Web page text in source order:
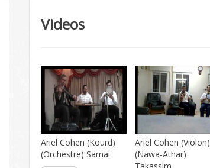
Videos
Ariel Cohen (Kourd)
(Orchestre) Samai
Ariel Cohen (Violon)
(Nawa-Athar)